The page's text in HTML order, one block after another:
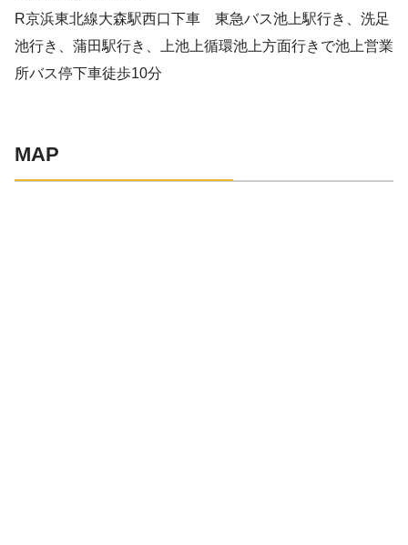
R京浜東北線大森駅西口下車 東急バス池上駅行き、洗足
池行き、蒲田駅行き、上池上循環池上方面行きで池上営業
所バス停下車徒歩10分
MAP